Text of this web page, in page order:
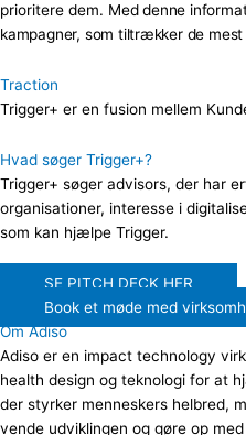
prioritere dem. Med denne
kampagner, som tiltrækker de
Traction
Trigger+ er en fusion mellem
Hvad søger Trigger+?
Trigger+ søger advisors, der har
organisationer, interesse i
som kan hjælpe Trigger.
SE PITCH DECK HER
Book et møde med
Om Adiso
Adiso er en impact technology
health design og teknologi for at
der styrker menneskers helbred,
vende udviklingen og gøre op